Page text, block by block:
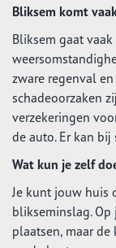
Bliksem komt
Bliksem gaat
zware regenval
schadeoorzaken
verzekeringen
de auto. Er kan
Wat kun je zelf
Je kunt jouw huis
blikseminslag.
plaatsen, maar